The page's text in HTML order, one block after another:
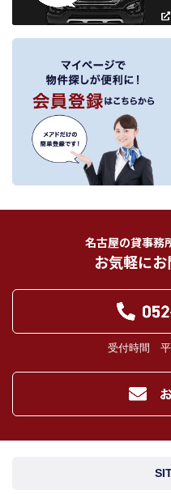
ールの発送等のために、お宮様の
ルアドレスの情報を利用させてい
の申し出により取り止めます。
３．個人情報の第三者への提供
当社が保有する個人情報は、お客様
理、売買取引にあっては契約後の管
内容に応じて、氏名、住所、電話番
を、書面、郵便物、電話、インター
11.記載の第三者に提供されます。な
は停止いたします。
お客様から委託を受けた事項につ
他の宅地建物取引業者。
取引業者に義務付けられます。）
登記に関する司法書士、土地家屋
対象不動産について管理の必要が
当社の管理が生じる場合は、管理
先及び管理費引き落としの際の振
入居者様が賃料を滞納した場合の
当社のデータベース等に対する必
当社が保有する個人データの扱い
フリー
名古屋の貸事務
お気軽に
受付時間 平